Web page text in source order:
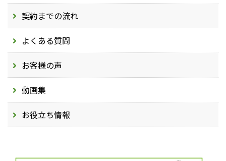
契約までの流れ
よくある質問
お客様の声
動画集
お役立ち情報